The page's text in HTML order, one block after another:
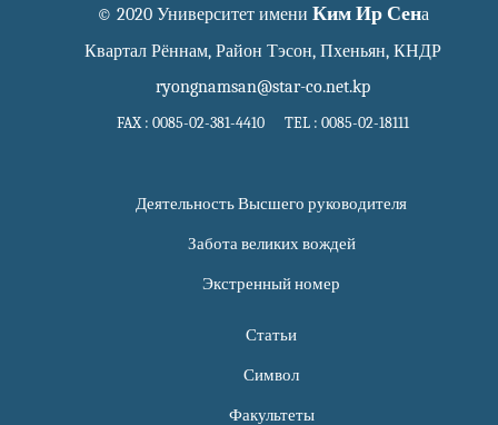
© 2020 Университет имени Ким Ир Сена
Квартал Рённам, Район Тэсон, Пхеньян, КНДР
ryongnamsan@star-co.net.kp
FAX : 0085-02-381-4410 TEL : 0085-02-18111
Деятельность Высшего руководителя
Забота великих вождей
Экстренный номер
Статьи
Символ
Факультеты